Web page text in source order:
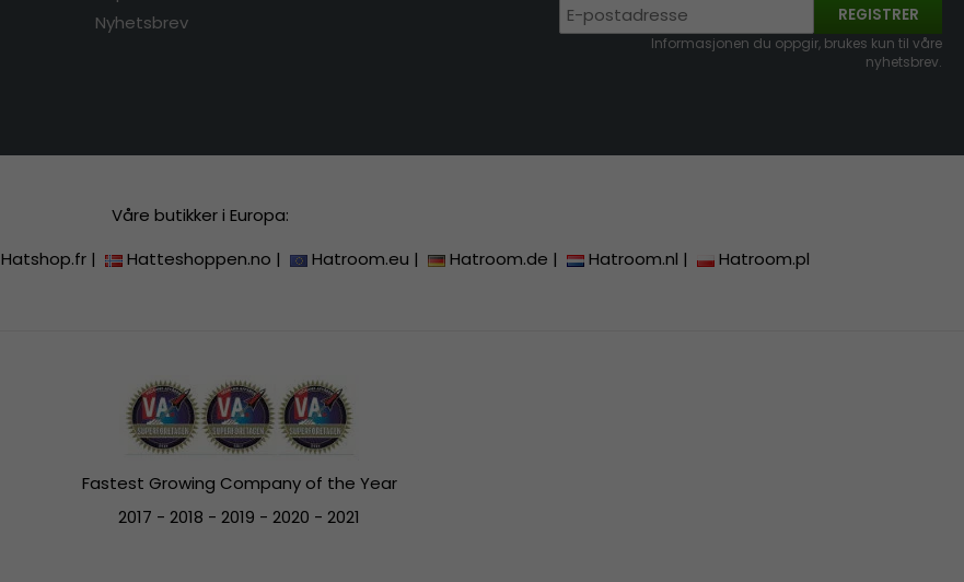
Nyhetsbrev
REGISTRER
Informasjonen du oppgir, brukes kun til våre
nyhetsbrev.
Våre butikker i Europa:
Hatshop.fr | Hatteshoppen.no | Hatroom.eu | Hatroom.de | Hatroom.nl | Hatroom.pl
Fastest Growing Company of the Year
2017 - 2018 - 2019 - 2020 - 2021